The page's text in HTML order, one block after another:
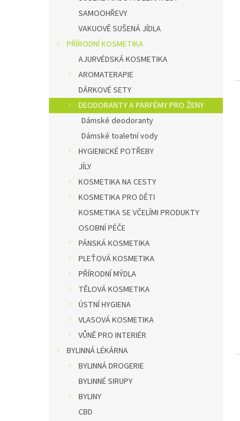
SAMOOHŘEVY
VAKUOVĚ SUŠENÁ JÍDLA
PŘÍRODNÍ KOSMETIKA
AJURVÉDSKÁ KOSMETIKA
AROMATERAPIE
DÁRKOVÉ SETY
DEODORANTY A PARFÉMY PRO ŽENY
Dámské deodoranty
Dámské toaletní vody
HYGIENICKÉ POTŘEBY
JÍLY
KOSMETIKA NA CESTY
KOSMETIKA PRO DĚTI
KOSMETIKA SE VČELÍMI PRODUKTY
OSOBNÍ PÉČE
PÁNSKÁ KOSMETIKA
PLEŤOVÁ KOSMETIKA
PŘÍRODNÍ MÝDLA
TĚLOVÁ KOSMETIKA
ÚSTNÍ HYGIENA
VLASOVÁ KOSMETIKA
VŮNĚ PRO INTERIÉR
BYLINNÁ LÉKÁRNA
BYLINNÁ DROGERIE
BYLINNÉ SIRUPY
BYLINY
CBD